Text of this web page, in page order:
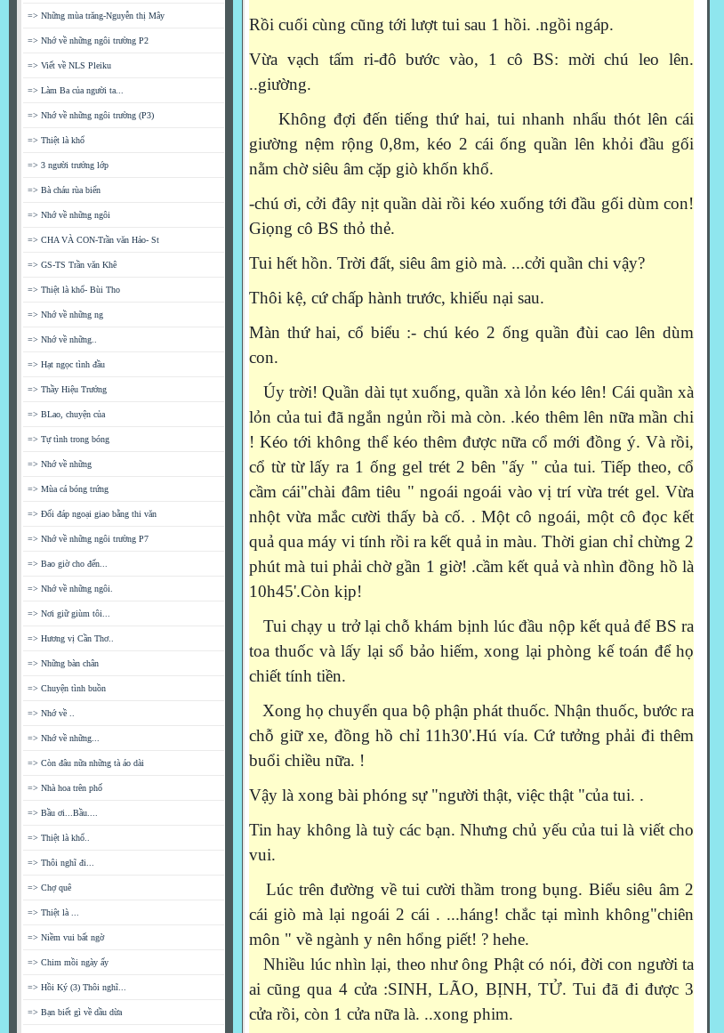
=> Những mùa trăng-Nguyễn thị Mây
=> Nhớ về những ngôi trường P2
=> Viết về NLS Pleiku
=> Làm Ba của người ta...
=> Nhớ về những ngôi trường (P3)
=> Thiệt là khổ
=> 3 người trưởng lớp
=> Bà cháu rùa biển
=> Nhớ về những ngôi
=> CHA VÀ CON-Trần văn Hảo- St
=> GS-TS Trần văn Khê
=> Thiệt là khổ- Bùi Tho
=> Nhớ về những ng
=> Nhớ về những..
=> Hạt ngọc tình đầu
=> Thầy Hiệu Trưởng
=> BLao, chuyện của
=> Tự tình trong bóng
=> Nhớ về những
=> Mùa cá bóng trứng
=> Đối đáp ngoại giao bằng thi văn
=> Nhớ về những ngôi trường P7
=> Bao giờ cho đến...
=> Nhớ về những ngôi.
=> Nơi giữ giùm tôi...
=> Hương vị Cần Thơ..
=> Những bàn chân
=> Chuyện tình buồn
=> Nhớ về ..
=> Nhớ về những...
=> Còn đâu nữa những tà áo dài
=> Nhà hoa trên phố
=> Bầu ơi...Bầu....
=> Thiệt là khổ..
=> Thôi nghĩ đi...
=> Chợ quê
=> Thiệt là ...
=> Niềm vui bất ngờ
=> Chim mồi ngày ấy
=> Hồi Ký (3) Thôi nghĩ...
=> Bạn biết gì về dầu dừa
Rồi cuối cùng cũng tới lượt tui sau 1 hồi. .ngồi ngáp.
Vừa vạch tấm ri-đô bước vào, 1 cô BS: mời chú leo lên.
..giường.
Không đợi đến tiếng thứ hai, tui nhanh nhẩu thót lên cái
giường nệm rộng 0,8m, kéo 2 cái ống quần lên khỏi đầu gối
nằm chờ siêu âm cặp giò khốn khổ.
-chú ơi, cởi đây nịt quần dài rồi kéo xuống tới đầu gối dùm con!
Giọng cô BS thỏ thẻ.
Tui hết hồn. Trời đất, siêu âm giò mà. ...cởi quần chi vậy?
Thôi kệ, cứ chấp hành trước, khiếu nại sau.
Màn thứ hai, cổ biểu :- chú kéo 2 ống quần đùi cao lên dùm
con.
Úy trời! Quần dài tụt xuống, quần xà lỏn kéo lên! Cái quần xà
lỏn của tui đã ngắn ngủn rồi mà còn. .kéo thêm lên nữa mần chi
! Kéo tới không thể kéo thêm được nữa cổ mới đồng ý. Và rồi,
cổ từ từ lấy ra 1 ống gel trét 2 bên "ấy " của tui. Tiếp theo, cổ
cầm cái"chài đâm tiêu " ngoái ngoái vào vị trí vừa trét gel. Vừa
nhột vừa mắc cười thấy bà cố. . Một cô ngoái, một cô đọc kết
quả qua máy vi tính rồi ra kết quả in màu. Thời gian chỉ chừng 2
phút mà tui phải chờ gần 1 giờ! .cầm kết quả và nhìn đồng hồ là
10h45'.Còn kịp!
Tui chạy u trở lại chỗ khám bịnh lúc đầu nộp kết quả để BS ra
toa thuốc và lấy lại sổ bảo hiếm, xong lại phòng kế toán để họ
chiết tính tiền.
Xong họ chuyển qua bộ phận phát thuốc. Nhận thuốc, bước ra
chỗ giữ xe, đồng hồ chỉ 11h30'.Hú vía. Cứ tưởng phải đi thêm
buổi chiều nữa. !
Vậy là xong bài phóng sự "người thật, việc thật "của tui. .
Tin hay không là tuỳ các bạn. Nhưng chủ yếu của tui là viết cho
vui.
Lúc trên đường về tui cười thầm trong bụng. Biểu siêu âm 2
cái giò mà lại ngoái 2 cái . ...háng! chắc tại mình không"chiên
môn " về ngành y nên hổng piết! ? hehe.
Nhiều lúc nhìn lại, theo như ông Phật có nói, đời con người ta
ai cũng qua 4 cửa :SINH, LÃO, BỊNH, TỬ. Tui đã đi được 3
cửa rồi, còn 1 cửa nữa là. ..xong phim.